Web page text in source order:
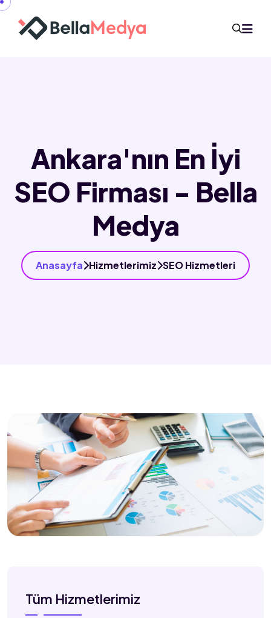
Ankara'nın En İyi
SEO Firması - Bella
Medya
Anasayfa Hizmetlerimiz SEO Hizmetleri
Tüm Hizmetlerimiz